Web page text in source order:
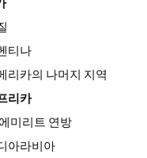
티나
리카의 나머지 지역
리카
미리트 연방
아라비아